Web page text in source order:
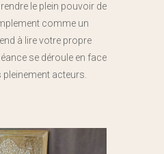
le plein pouvoir de
comme un
à lire votre propre
se déroule en face
acteurs.